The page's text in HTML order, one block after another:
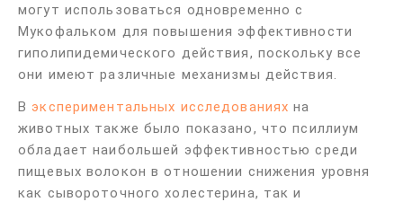
могут использоваться одновременно с
Мукофальком для повышения эффективности
гиполипидемического действия, поскольку все
они имеют различные механизмы действия.
Вэкспериментальных исследованияхна
животных также было показано, что псиллиум
обладает наибольшей эффективностью среди
пищевых волокон в отношении снижения уровня
как сывороточного холестерина, так и